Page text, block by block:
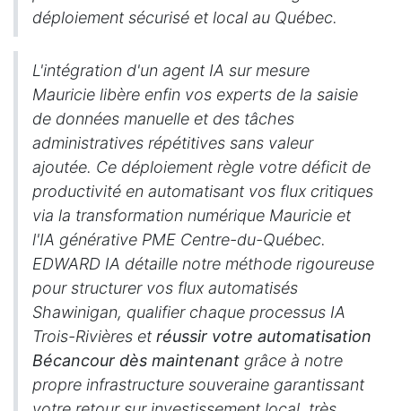
déploiement sécurisé et local au Québec.
L'intégration d'un agent IA sur mesure
Mauricie libère enfin vos experts de la saisie
de données manuelle et des tâches
administratives répétitives sans valeur
ajoutée. Ce déploiement règle votre déficit de
productivité en automatisant vos flux critiques
via la transformation numérique Mauricie et
l'IA générative PME Centre-du-Québec.
EDWARD IA détaille notre méthode rigoureuse
pour structurer vos flux automatisés
Shawinigan, qualifier chaque processus IA
Trois-Rivières et réussir votre automatisation
Bécancour dès maintenant grâce à notre
propre infrastructure souveraine garantissant